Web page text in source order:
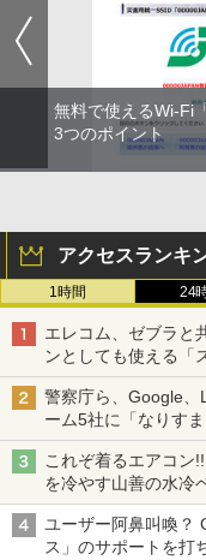
無料で使えるWi-Fi
3つのポイント
アクセスランキ
1時間 24
エレコム、ゼブラと
ンとしても使える「
も、持ち替えずに書
警察庁ら、Google、
ーム5社に「なりす
真や映像を使った投
これぞ着るエアコ
を冷やす山善の水冷
ち・ざ・ろーど！そ
ユーザー阿鼻叫喚？
ス」のサポートを打